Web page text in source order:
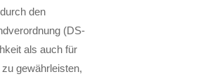
den
(DS-
als auch für
gewährleisten,